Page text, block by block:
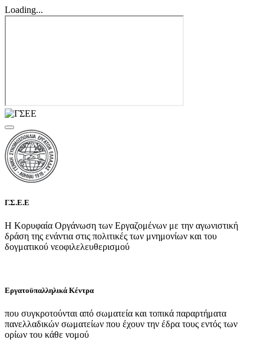
Loading...
Γ.Σ.Ε.Ε
Η Κορυφαία Οργάνωση των Εργαζομένων με την αγωνιστική
δράση της ενάντια στις πολιτικές των μνημονίων και του
δογματικού νεοφιλελευθερισμού
Εργατοϋπαλληλικά Κέντρα
που συγκροτούνται από σωματεία και τοπικά παραρτήματα
πανελλαδικών σωματείων που έχουν την έδρα τους εντός των
ορίων του κάθε νομού